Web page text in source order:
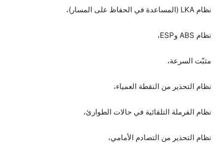
نظام LKA (المساعدة في الحفاظ على المسار)،
نظام ABS وESP،
مثبّت السرعة،
نظام التحذير من النقطة العمياء،
نظام الفرملة التلقائية في حالات الطوارئ،
نظام التحذير من التصادم الأمامي،